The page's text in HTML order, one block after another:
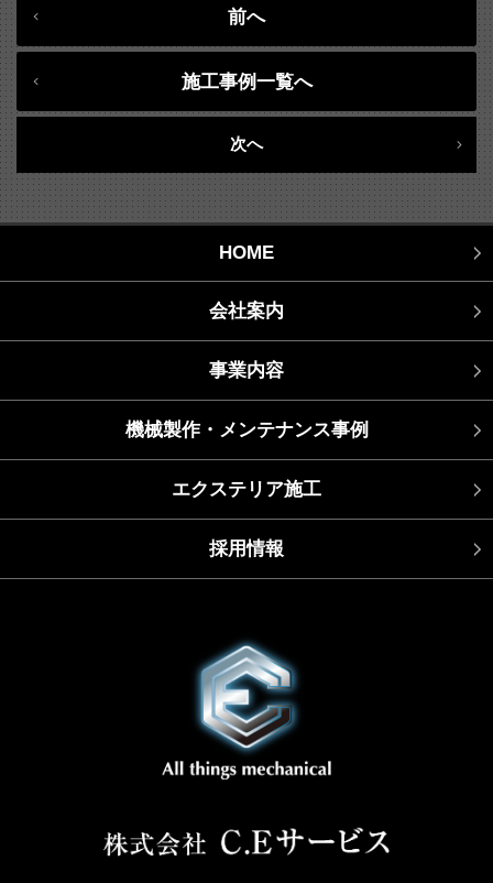
前へ
施工事例一覧へ
次へ
HOME
会社案内
事業内容
機械製作・メンテナンス事例
エクステリア施工
採用情報